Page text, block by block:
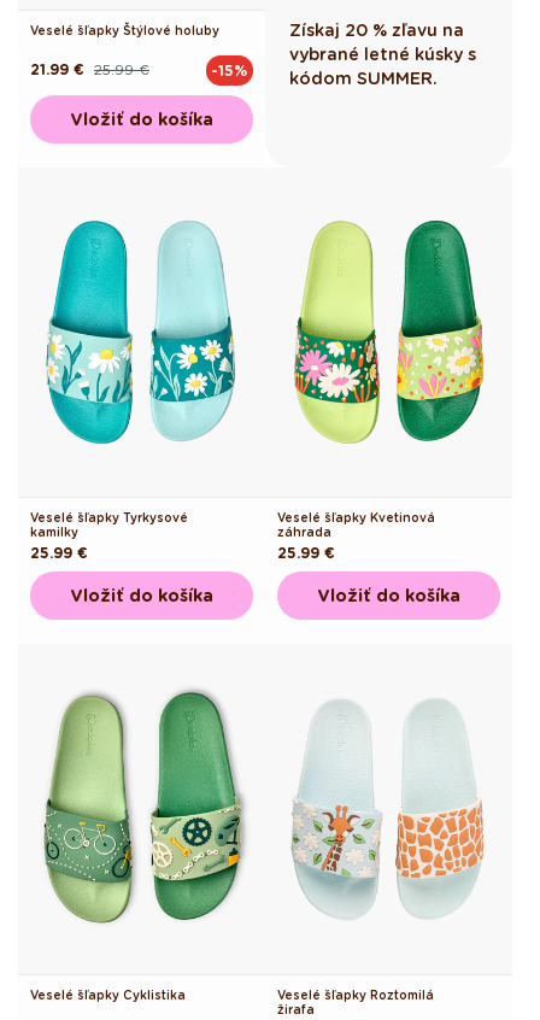
Veselé šľapky Štýlové holuby
Pôvodná25.99 €
Akciová
21.99 € -15%
Vložiť do košíka
Získaj 20 % zľavu na
vybrané letné kúsky s
kódom SUMMER.
Veselé šľapky Tyrkysové
kamilky
Pôvodná
cena
25.99 €
Vložiť do košíka
Veselé šľapky Kvetinová
záhrada
Pôvodná
cena
25.99 €
Vložiť do košíka
Veselé šľapky Cyklistika
Veselé šľapky Roztomilá
žirafa